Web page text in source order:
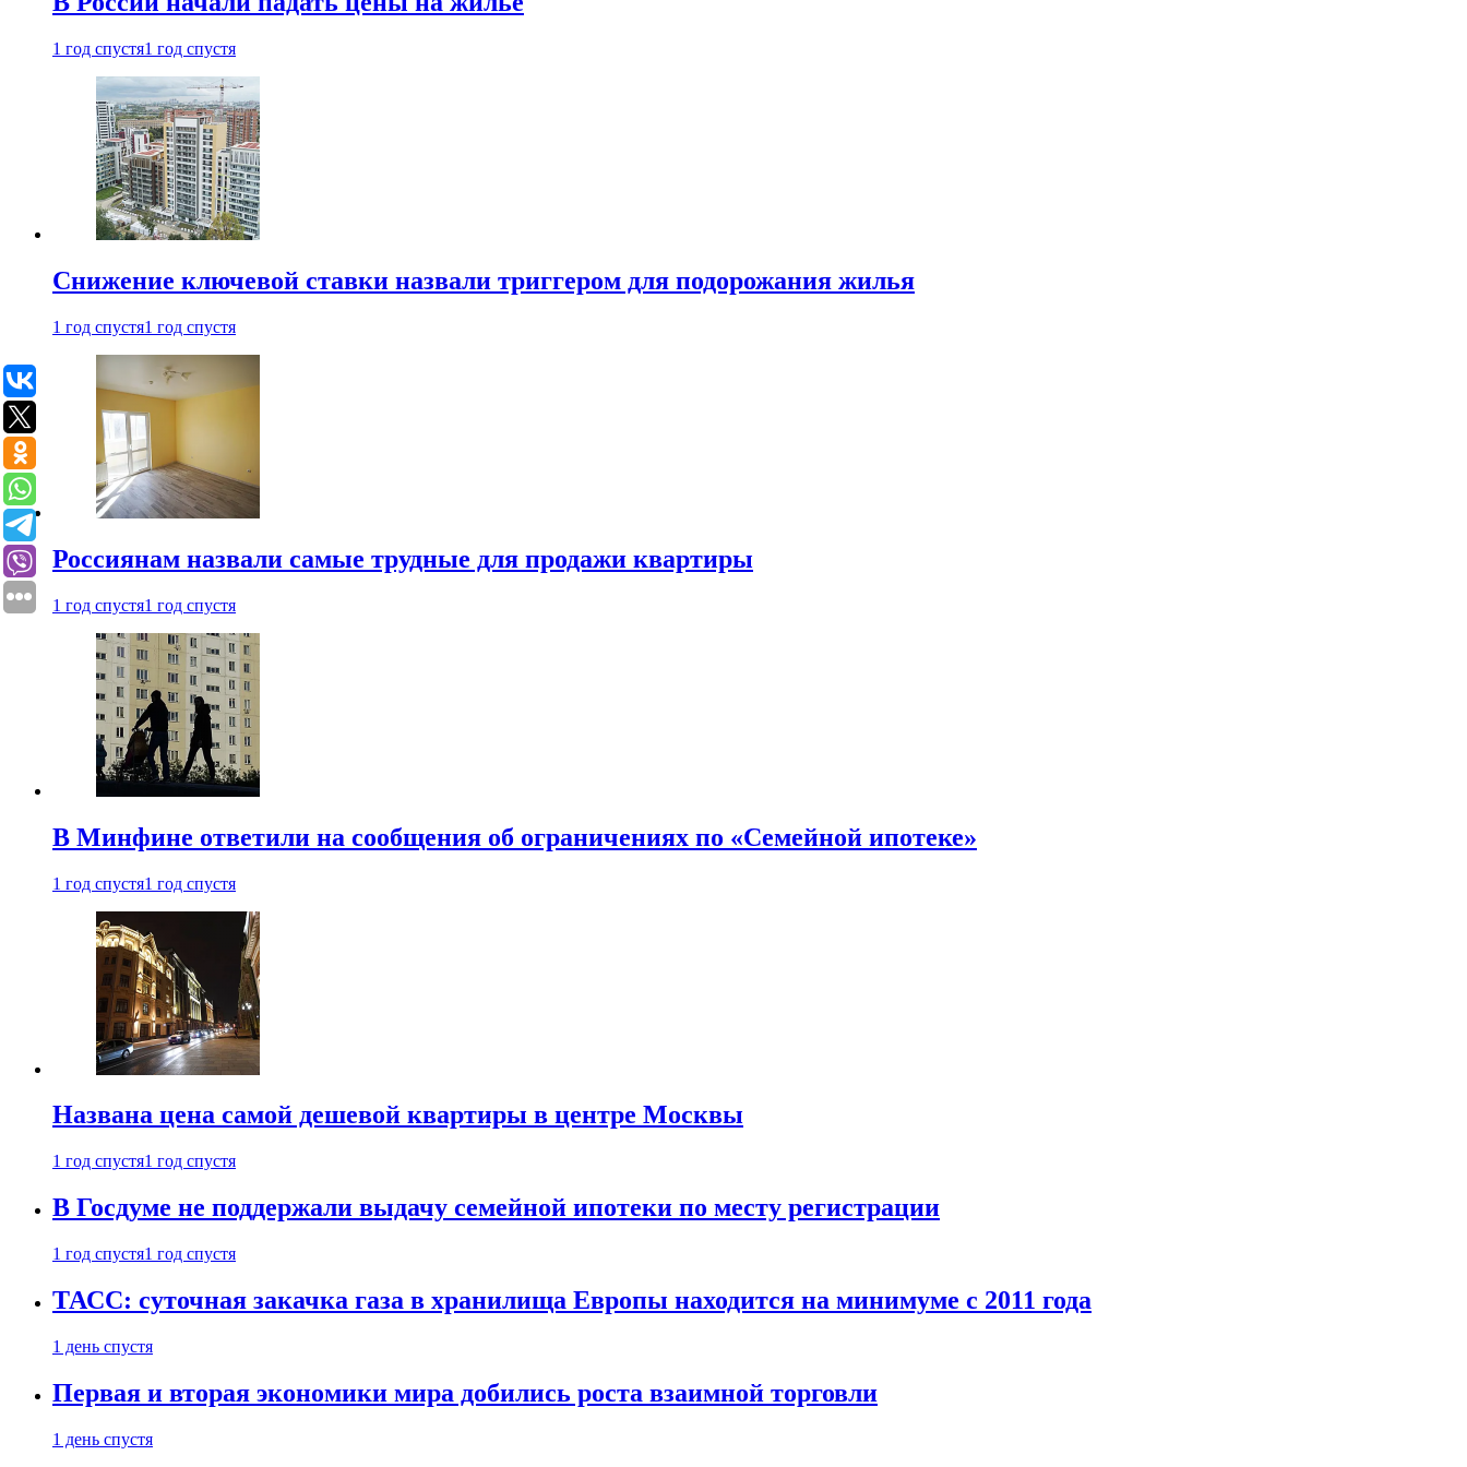
1 год спустя1 год спустя
Снижение ключевой ставки назвали триггером для подорожания жилья
1 год спустя1 год спустя
Россиянам назвали самые трудные для продажи квартиры
1 год спустя1 год спустя
В Минфине ответили на сообщения об ограничениях по «Семейной ипотеке»
1 год спустя1 год спустя
Названа цена самой дешевой квартиры в центре Москвы
1 год спустя1 год спустя
В Госдуме не поддержали выдачу семейной ипотеки по месту регистрации
1 год спустя1 год спустя
ТАСС: суточная закачка газа в хранилища Европы находится на минимуме с 2011 года
1 день спустя
Первая и вторая экономики мира добились роста взаимной торговли
1 день спустя